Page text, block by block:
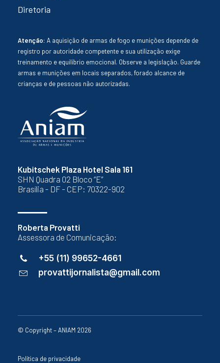
Kubitschek Plaza Hotel Sala 161
SHN Quadra 02 Bloco “E”
Brasília - DF - CEP: 70322-902
Roberta Provatti
Assessora de Comunicação:
+55 (11) 99652-4661
provattijornalista@gmail.com
Diretoria
Atenção: A aquisição de armas de fogo e munições depende de
registro por autoridade competente e sua utilização exige
treinamento e equilíbrio emocional. Observe a legislação. Guarde
armas e munições em locais separados, forado alcance de
crianças e de pessoas não autorizadas.
© Copyright – ANIAM 2026
Política de privacidade